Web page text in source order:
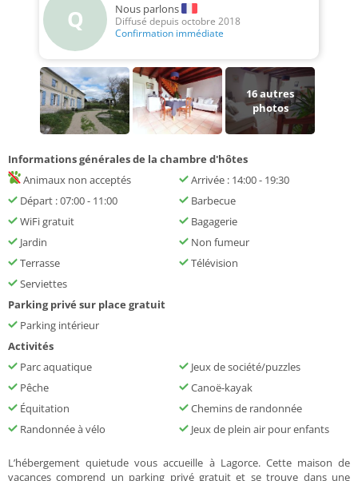
Q Nous parlons
Diffusé depuis octobre 2018
Confirmation immédiate
16autres
photos
Informations générales de la chambre d'hôtes
Animaux non acceptés
Arrivée : 14:00 - 19:30
Départ : 07:00 - 11:00
Barbecue
WiFi gratuit
Bagagerie
Jardin
Non fumeur
Terrasse
Télévision
Serviettes
Parking privé sur place gratuit
Parking intérieur
Activités
Parc aquatique
Jeux de société/puzzles
Pêche
Canoë-kayak
Équitation
Chemins de randonnée
Randonnée à vélo
Jeux de plein air pour enfants
L’hébergement quietude vous accueille à Lagorce. Cette maison de
vacances comprend un parking privé gratuit et se trouve dans une